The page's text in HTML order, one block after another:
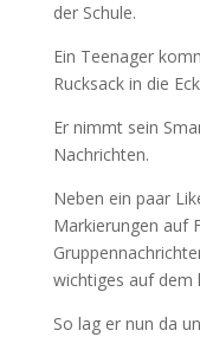
der Schule.
Ein Teenager
Rucksack in die
Er nimmt sein
Nachrichten.
Neben ein paar
Markierungen auf
wichtiges auf dem
So lag er nun da